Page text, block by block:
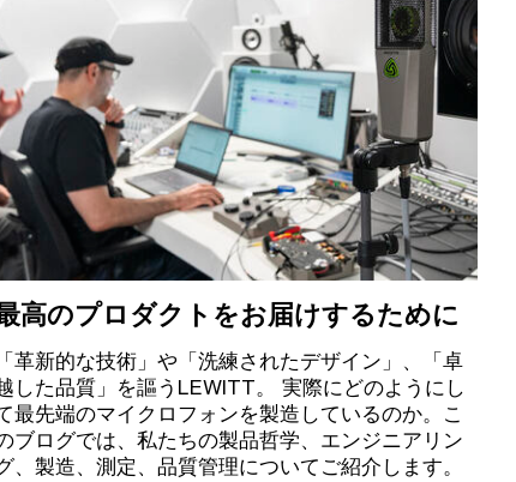
高のプロダクトをお届けするために
「革新的な技術」や「洗練されたデザイン」、「卓
した品質」を謳うLEWITT。 実際にどのようにし
最先端のマイクロフォンを製造しているのか。こ
ブログでは、私たちの製品哲学、エンジニアリン
、製造、測定、品質管理についてご紹介します。